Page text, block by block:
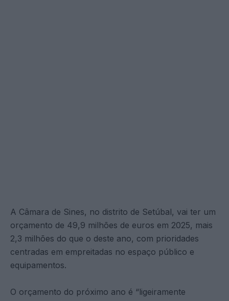
A Câmara de Sines, no distrito de Setúbal, vai ter um
orçamento de 49,9 milhões de euros em 2025, mais
2,3 milhões do que o deste ano, com prioridades
centradas em empreitadas no espaço público e
equipamentos.
O orçamento do próximo ano é “ligeiramente